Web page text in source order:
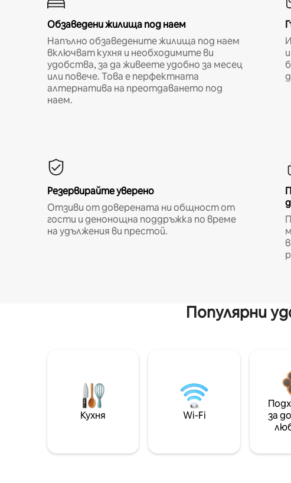
Обзаведени жилища под наем
Напълно обзаведените жилища под наем
включват кухня и необходимите ви
удобства, за да живеете удобно за месец
или повече. Това е перфектната
алтернатива на преотдаването под
наем.
Резервирайте уверено
Отзиви от доверената ни общност от
гости и денонощна поддръжка по време
на удължения ви престой.
Популярни
Кухня Wi-Fi
за